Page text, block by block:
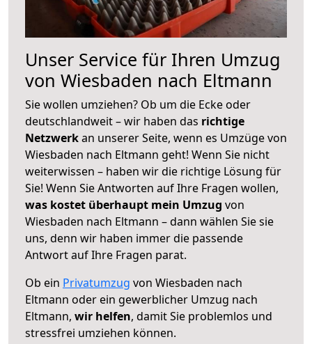
Unser Service für Ihren Umzug
von Wiesbaden nach Eltmann
Sie wollen umziehen? Ob um die Ecke oder
deutschlandweit – wir haben das richtige
Netzwerkan unserer Seite, wenn es Umzüge von
Wiesbaden nach Eltmann geht! Wenn Sie nicht
weiterwissen – haben wir die richtige Lösung für
Sie! Wenn Sie Antworten auf Ihre Fragen wollen,
was kostet überhaupt mein Umzug von
Wiesbaden nach Eltmann – dann wählen Sie sie
uns, denn wir haben immer die passende
Antwort auf Ihre Fragen parat.
Ob ein Privatumzug von Wiesbaden nach
Eltmann oder ein gewerblicher Umzug nach
Eltmann, wir helfen, damit Sie problemlos und
stressfrei umziehen können.